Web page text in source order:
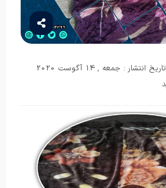
تاریخ انتشار : جمعه , 14 آگوست 2020